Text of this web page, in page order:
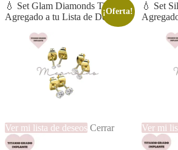
💧 Set Glam Diamonds Titanio
Agregado a tu Lista de Deseos
Ver mi lista de deseos Cerrar
¡Oferta!
💧 Set
Ver mi